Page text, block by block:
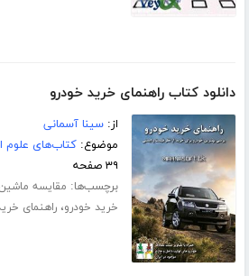
دانلود کتاب راهنمای خرید خودرو
از:سینا آسمانی
موضوع:کتاب‌های علوم
۳۹ صفحه
برچسب‌ها: مقایسه
خرید خودرو،راهنمای